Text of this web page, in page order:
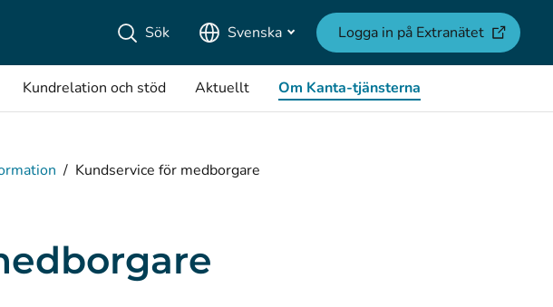
Sök Svenska Logga in på Extranätet(öppnas i
Kundrelation och stöd Aktuellt Om Kanta-tjänsterna
/ Kundservice för medborgare